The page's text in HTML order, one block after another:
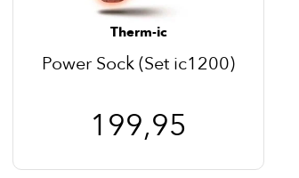
Therm-ic
Power Sock (Set ic1200)
199,95